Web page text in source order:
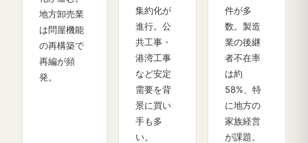
地方卸売業
は問屋機能
の再構築で
再編が頻
発。
集約化が
進行。公
共工事・
港湾工事
など安定
需要を背
景に買い
手も多
い。
件が多
数。製造
業の後継
者不在率
は約
58%、特
に地方の
家族経営
が課題。